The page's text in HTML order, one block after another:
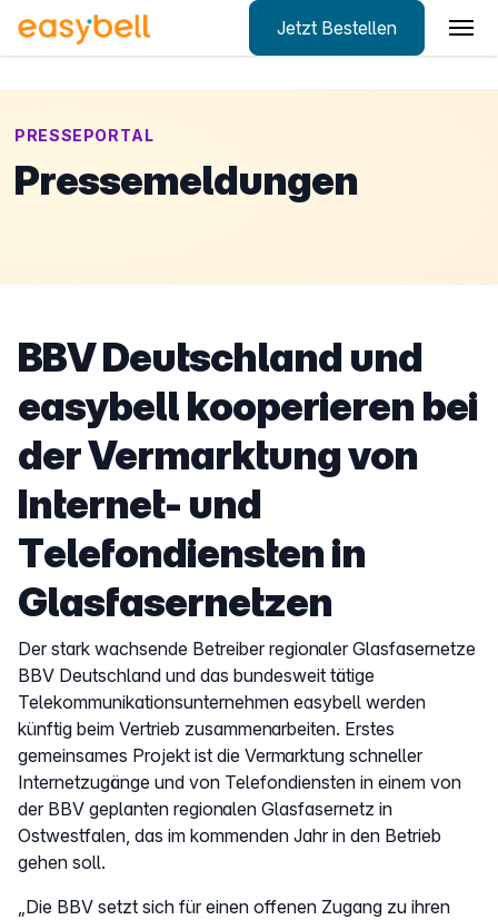
Jetzt Bestellen
PRESSEPORTAL
Pressemeldungen
BBV Deutschland und
easybell kooperieren bei
der Vermarktung von
Internet- und
Telefondiensten in
Glasfasernetzen
Der stark wachsende Betreiber regionaler Glasfasernetze
BBV Deutschland und das bundesweit tätige
Telekommunikationsunternehmen easybell werden
künftig beim Vertrieb zusammenarbeiten. Erstes
gemeinsames Projekt ist die Vermarktung schneller
Internetzugänge und von Telefondiensten in einem von
der BBV geplanten regionalen Glasfasernetz in
Ostwestfalen, das im kommenden Jahr in den Betrieb
gehen soll.
„Die BBV setzt sich für einen offenen Zugang zu ihren